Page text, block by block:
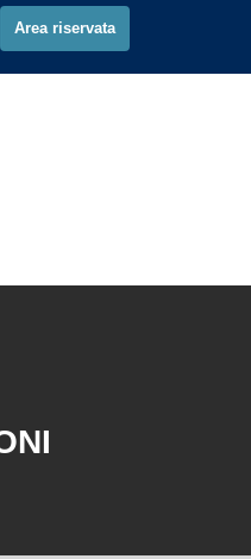
Area riservata